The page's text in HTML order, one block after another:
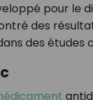
pour le
des
des études